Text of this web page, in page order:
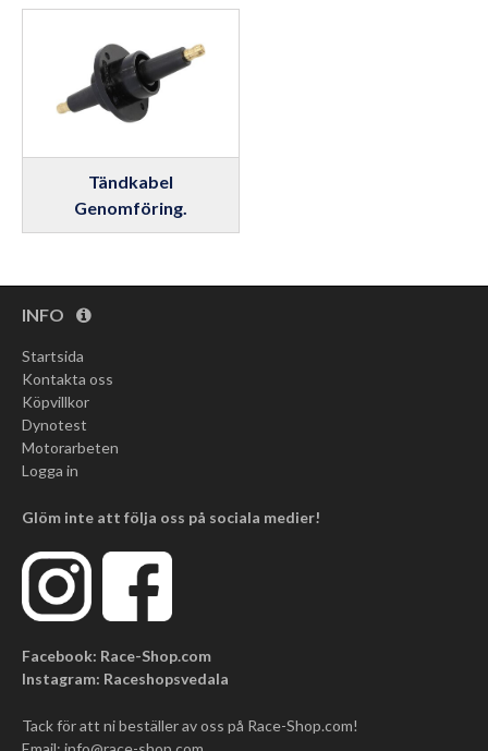
Tändkabel
Genomföring.
INFO
Startsida
Kontakta oss
Köpvillkor
Dynotest
Motorarbeten
Logga in
Glöm inte att följa oss på sociala medier!
Facebook: Race-Shop.com
Instagram: Raceshopsvedala
Tack för att ni beställer av oss på Race-Shop.com!